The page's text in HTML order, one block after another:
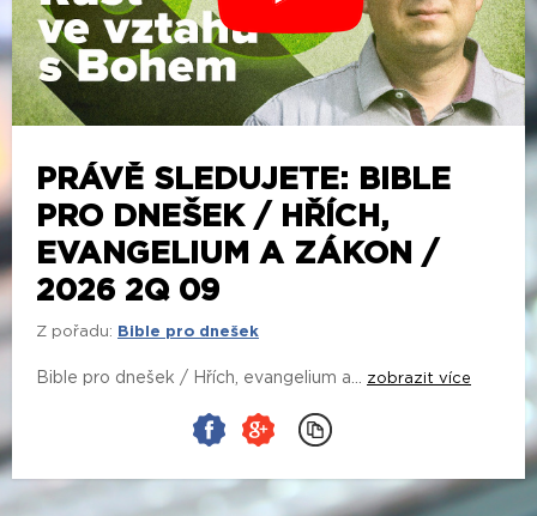
PRÁVĚ SLEDUJETE: BIBLE
PRO DNEŠEK / HŘÍCH,
EVANGELIUM A ZÁKON /
2026 2Q 09
Z pořadu: Bible pro dnešek
Bible pro dnešek / Hřích, evangelium a... zobrazit více